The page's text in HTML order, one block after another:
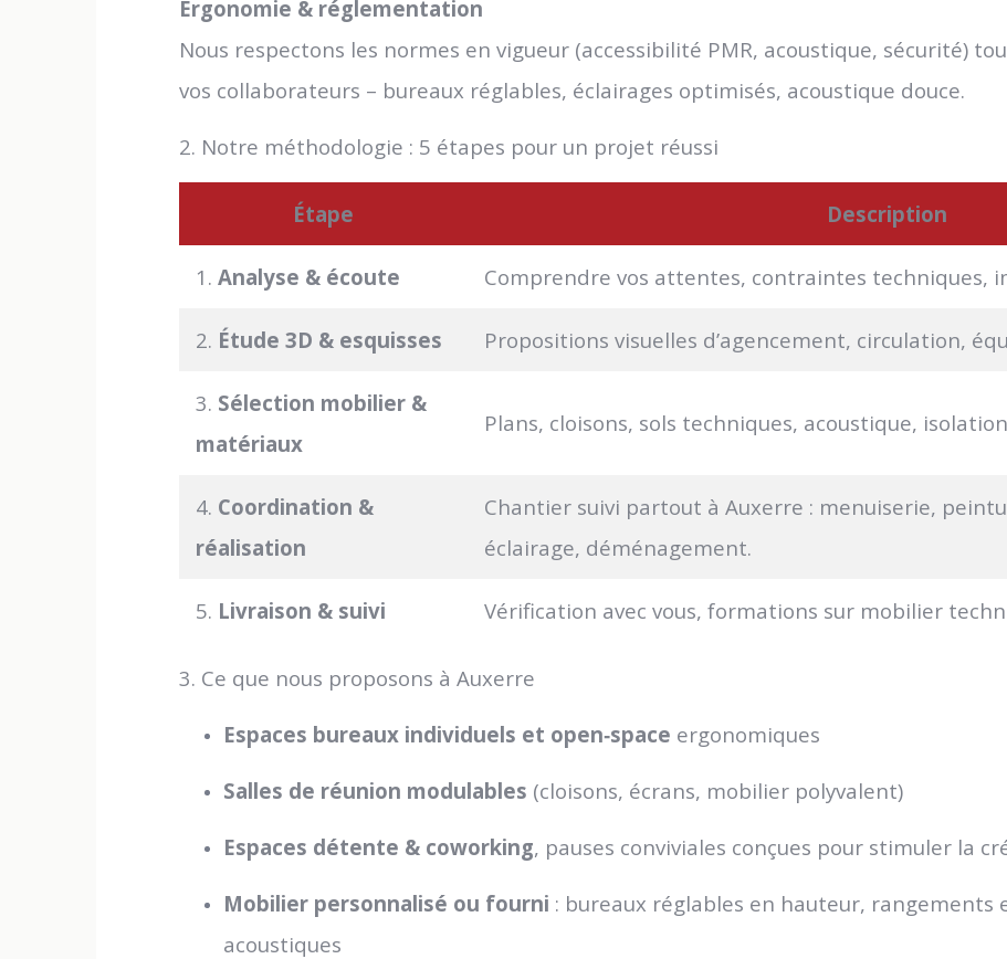
Ergonomie & réglementation
Nous respectons les normes en vigueur (accessibilité PMR, acoustique, sécurité)
vos collaborateurs – bureaux réglables, éclairages optimisés, acoustique douce.
2. Notre méthodologie : 5 étapes pour un projet réussi
Étape Description
1. Analyse & écoute Comprendre vos attentes, contraintes techniques,
2. Étude 3D & esquisses Propositions visuelles d’agencement, circulation,
3. Sélection mobilier &
matériaux
Plans, cloisons, sols techniques, acoustique,
4. Coordination &
réalisation
Chantier suivi partout à Auxerre : menuiserie,
éclairage, déménagement.
5. Livraison & suivi Vérification avec vous, formations sur mobilier
3. Ce que nous proposons à Auxerre
Espaces bureaux individuels et open‑space ergonomiques
Salles de réunion modulables (cloisons, écrans, mobilier polyvalent)
Espaces détente & coworking, pauses conviviales conçues pour stimuler la
Mobilier personnalisé ou fourni : bureaux réglables en hauteur, rangements
acoustiques